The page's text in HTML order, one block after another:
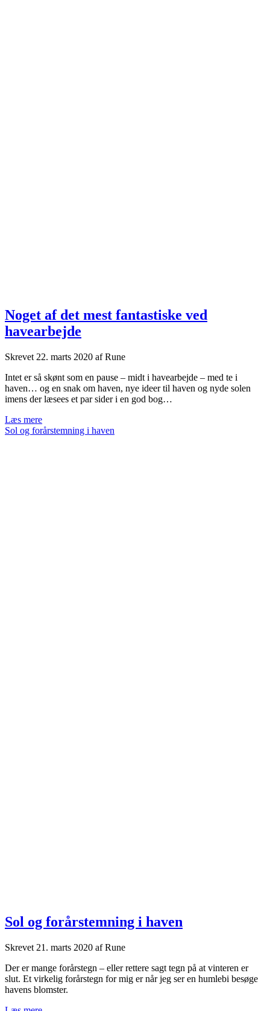
Noget af det mest fantastiske ved
havearbejde
Skrevet 22. marts 2020 afRune
Intet er så skønt som en pause – midt i havearbejde – med te i
haven… og en snak om haven, nye ideer til haven og nyde solen
imens der læsees et par sider i en god bog…
Læs mereNoget
af
Sol og forårstemning i haven
Sol og forårstemning i haven
Skrevet 21. marts 2020 afRune
Der er mange forårstegn – eller rettere sagt tegn på at vinteren er
slut. Et virkelig forårstegn for mig er når jeg ser en humlebi besøge
havens blomster.